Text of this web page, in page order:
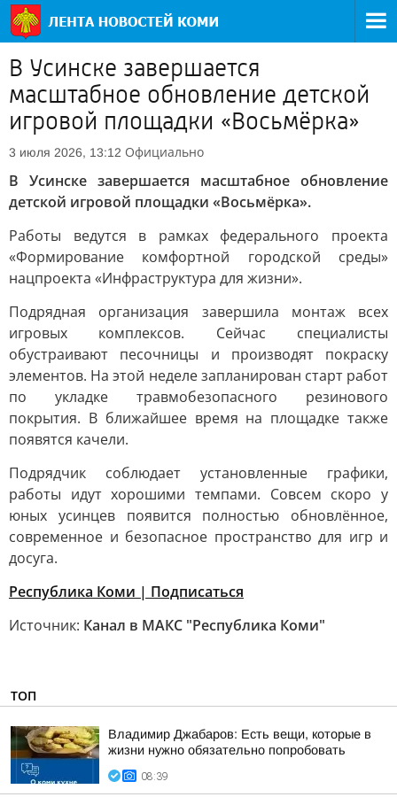
В Усинске завершается
масштабное обновление детской
игровой площадки «Восьмёрка»
3 июля 2026, 13:12 Официально
В Усинске завершается масштабное обновление
детской игровой площадки «Восьмёрка».
Работы ведутся в рамках федерального проекта
«Формирование комфортной городской среды»
нацпроекта «Инфраструктура для жизни».
Подрядная организация завершила монтаж всех
игровых комплексов. Сейчас специалисты
обустраивают песочницы и производят покраску
элементов. На этой неделе запланирован старт работ
по укладке травмобезопасного резинового
покрытия. В ближайшее время на площадке также
появятся качели.
Подрядчик соблюдает установленные графики,
работы идут хорошими темпами. Совсем скоро у
юных усинцев появится полностью обновлённое,
современное и безопасное пространство для игр и
досуга.
Республика Коми | Подписаться
Источник: Канал в МАКС "Республика Коми"
ТОП
Владимир Джабаров: Есть вещи, которые в
жизни нужно обязательно попробовать
08:39